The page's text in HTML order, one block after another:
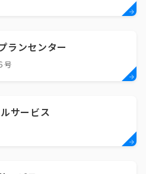
ランセンター
号
サービス